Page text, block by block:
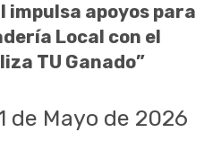
impulsa apoyos para
Local con el
TU Ganado”
de Mayo de 2026